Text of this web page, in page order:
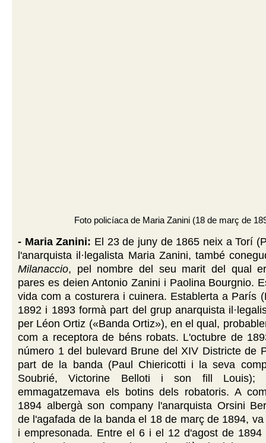
Foto policíaca de Maria Zanini (18 de març de
- Maria Zanini: El 23 de juny de 1865 neix a Torí
l'anarquista il·legalista Maria Zanini, també
Milanaccio, pel nombre del seu marit del qual
pares es deien Antonio Zanini i Paolina Bourgnio.
vida com a costurera i cuinera. Establerta a París
1892 i 1893 formà part del grup anarquista
per Léon Ortiz («Banda Ortiz»), en el qual,
com a receptora de béns robats. L'octubre de
número 1 del bulevard Brune del XIV Districte de
part de la banda (Paul Chiericotti i la seva
Soubrié, Victorine Belloti i son fill
emmagatzemava els botins dels robatoris. A
1894 albergà son company l'anarquista Orsini
de l'agafada de la banda el 18 de març de 1894,
i empresonada. Entre el 6 i el 12 d'agost de 1894